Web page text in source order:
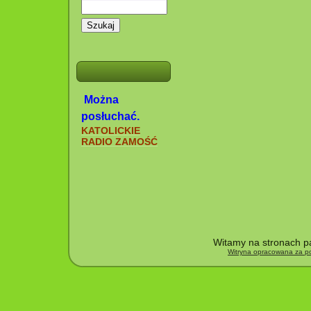
Szukaj
Można
posłuchać.
KATOLICKIE
RADIO ZAMOŚĆ
Witamy na stronach
Witryna opracowana za